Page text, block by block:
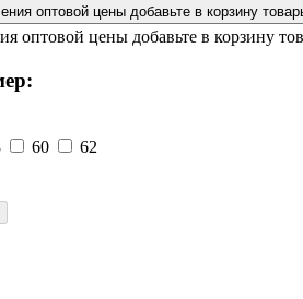
оптовой цены добавьте в корзину
60
62